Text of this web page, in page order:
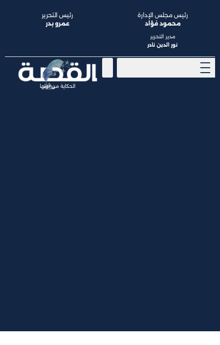
الحكاية من أولها
رئيس مجلس الإدارة
محمود فؤاد
مدير التحرير
نور الدين نادر
رئيس التحرير
عمرو بدر